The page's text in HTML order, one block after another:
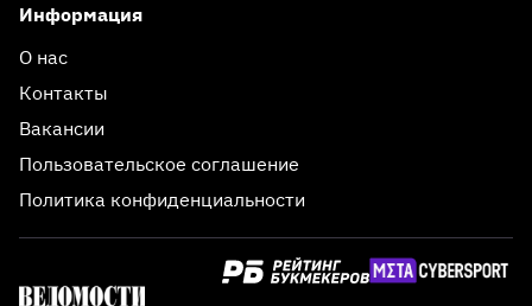
Информация
О нас
Контакты
Вакансии
Пользовательское соглашение
Политика конфиденциальности